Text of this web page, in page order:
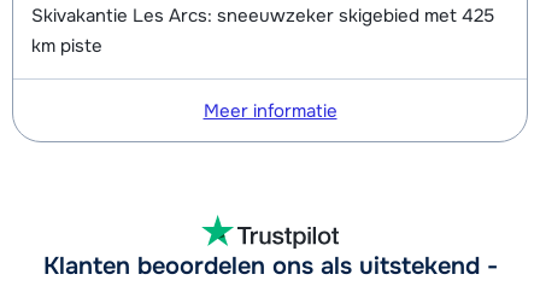
Skivakantie Les Arcs: sneeuwzeker skigebied met 425
km piste
Meer informatie
Klanten beoordelen ons als uitstekend -